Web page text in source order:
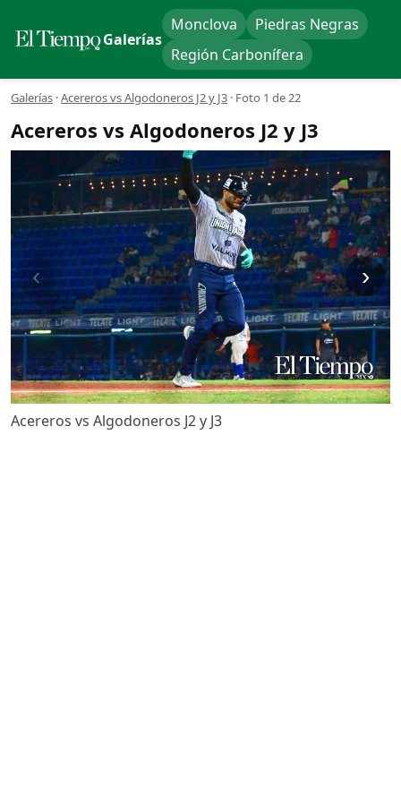
Galerías
Monclova
Piedras Negras
Región Carbonífera
Galerías ·Acereros vs Algodoneros J2 y J3 · Foto 1 de 22
Acereros vs Algodoneros J2 y J3
‹ ›
Acereros vs Algodoneros J2 y J3